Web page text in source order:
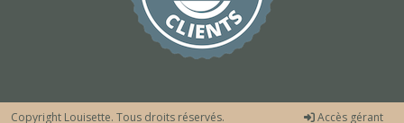
Copyright Louisette. Tous droits réservés. Accès gérant